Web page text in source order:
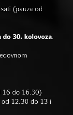
(pauza od
do 30. kolovoza.
16 do 16.30)
od 12.30 do 13 i